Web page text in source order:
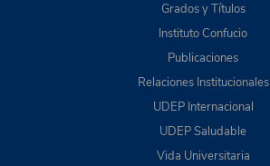
Grados y Títulos
Instituto Confucio
Publicaciones
Relaciones Institucionales
UDEP Internacional
UDEP Saludable
Vida Universitaria